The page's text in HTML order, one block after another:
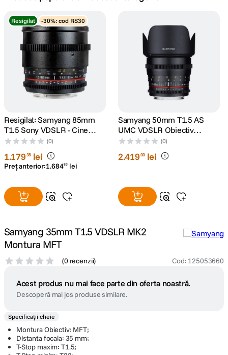
8. ulanzi
insta 360
10. godox
Resigilat -30%: cod RS30
Resigilat: Samyang 85mm
T1.5 Sony VDSLR - Cine
Lens - RS125005932-1
(0)
1.17938 lei
Preț anterior:1.68483 lei
Samyang 50mm T1.5 AS
UMC VDSLR Obiectiv
Cinematic Sony A
(0)
2.41900 lei
Samyang 35mm T1.5 VDSLR MK2
Montura MFT
(0 recenzii) Cod: 125053660
Acest produs nu mai face parte din oferta noastră.
Descoperă mai jos produse similare.
Specificații cheie
Montura Obiectiv: MFT;
Distanta focala: 35 mm;
T-Stop maxim: T1.5;